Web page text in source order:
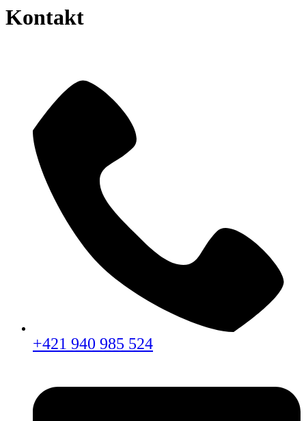
Kontakt
+421 940 985 524